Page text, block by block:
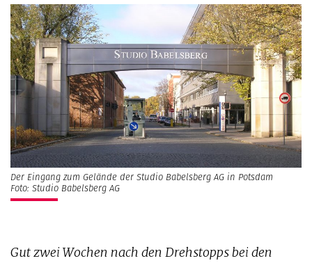
Der Eingang zum Gelände der Studio Babelsberg AG in Potsdam
Foto: Studio Babelsberg AG
Gut zwei Wochen nach den Drehstopps bei den